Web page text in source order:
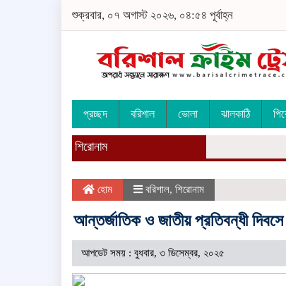
শুক্রবার, ০৭ অগাস্ট ২০২৬, ০৪:৫৪ পূর্বাহ্ন
প্রচ্ছদ বরিশাল ভোলা ঝালকাঠি
শিরোনাম
হোম বরিশাল, শিরোনাম
আন্তর্জাতিক ও জাতীয় প্রতিবন্ধী
আপডেট সময় : বুধবার, ৩ ডিসেম্বর, ২০২৫